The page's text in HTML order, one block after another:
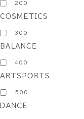
200
COSMETICS
300
BALANCE
400
ARTSPORTS
500
DANCE